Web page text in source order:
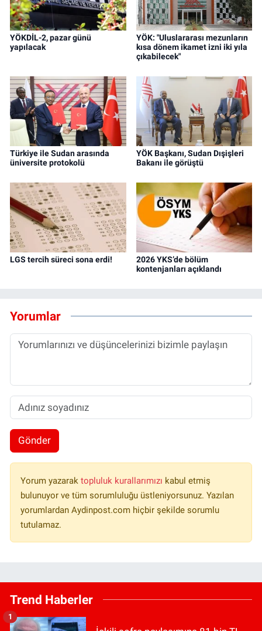
YÖKDİL-2, pazar günü
yapılacak
YÖK: "Uluslararası mezunların
kısa dönem ikamet izni iki yıla
çıkabilecek"
Türkiye ile Sudan arasında
üniversite protokolü
YÖK Başkanı, Sudan Dışişleri
Bakanı ile görüştü
LGS tercih süreci sona erdi!
2026 YKS’de bölüm
kontenjanları açıklandı
Yorumlar
Gönder
Yorum yazarak topluluk kurallarımızı kabul etmiş
bulunuyor ve tüm sorumluluğu üstleniyorsunuz. Yazılan
yorumlardan Aydinpost.com hiçbir şekilde sorumlu
tutulamaz.
Trend Haberler
1